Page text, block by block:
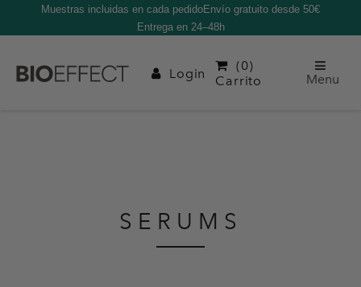
body { opacity: 0; transition: opacity 0.3s ease-in-out; }
Muestras incluidas en cada pedidoEnvío gratuito desde 50€
Entrega en 24–48h
Login
(0)
Carrito
Menu
SERUMS